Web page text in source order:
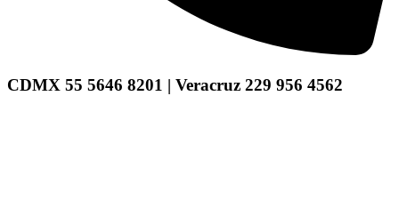
CDMX 55 5646 8201 | Veracruz 229 956 4562